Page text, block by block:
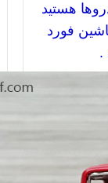
هستید
فورد
.